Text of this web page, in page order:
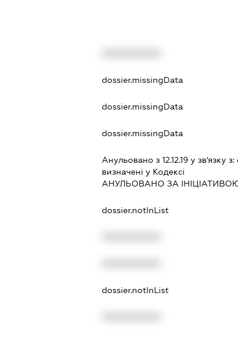
dossier.missingData
dossier.missingData
dossier.missingData
Анульовано з 12.12.19 у зв'язку з:
визначенi у Кодексi
АНУЛЬОВАНО ЗА
dossier.notInList
dossier.notInList